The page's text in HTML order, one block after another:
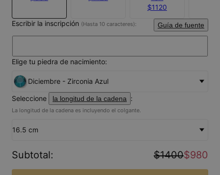
$1120
Escribir la inscripción (Hasta 10 caracteres): Guía de fuente
Elige tu piedra de nacimiento:
Diciembre - Zirconia Azul
Seleccione la longitud de la cadena :
La longitud de la cadena es incluyendo el colgante.
16.5 cm
Subtotal: $1400$980